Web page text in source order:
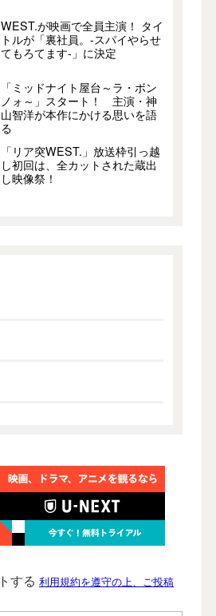
WEST.が映画で全員主演！ タイ
トルが「裏社員。-スパイやらせ
てもろてます-」に決定
「ミッドナイト屋台～ラ・ボン
ノォ～」スタート！ 主演・神
山智洋が本作にかける思いを語
る
「リア突WEST.」放送枠引っ越
し初回は、全カットされた蔵出
し映像祭！